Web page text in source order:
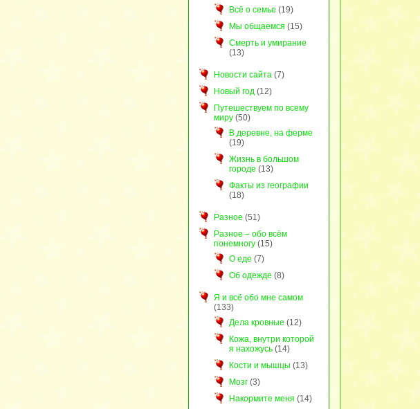
Всё о семье (19)
Мы общаемся (15)
Смерть и умирание
(13)
Новости сайта(7)
Новый год(12)
Путешествуем по всему
миру(50)
В деревне, на ферме
(19)
Жизнь в большом
городе (13)
Факты из географии
(18)
Разное (51)
Разное – обо всём
понемногу(15)
О еде (7)
Об одежде (8)
Я и всё обо мне самом
(133)
Дела кровные (12)
Кожа, внутри которой
я нахожусь(14)
Кости и мышцы (13)
Мозг(3)
Накормите меня (14)